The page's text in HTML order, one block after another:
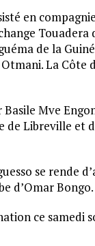
en
Touadera
de la
La Côte
Mve
de Libreville et
se rende
d’Omar Bongo.
ce samedi